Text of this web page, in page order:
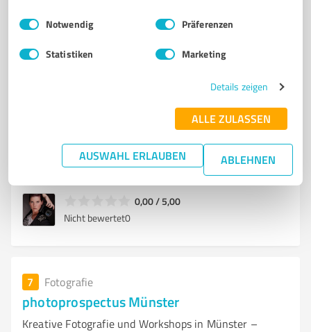
Impressum Datenschutzbestimmungen
Einwilligungsauswahl
Notwendig Präferenzen
Statistiken Marketing
Details zeigen
ALLE ZULASSEN
AUSWAHL ERLAUBEN ABLEHNEN
Inmotion Fotografie
Newbornfotografie, Kinderfotografie, Babyfotografie,
Pankratiusstr. 36, 59227 Ahlen
inmotion-fotografie@gmx.de
www.inmotion-fotografie.de/
0,00 / 5,00
Nicht bewertet0
7 Fotografie
photoprospectus Münster
Kreative Fotografie und Workshops in Münster –